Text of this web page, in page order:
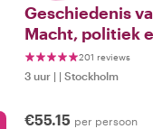
Geschiedenis
Macht, politiek
van een natie
201 reviews
3 uur | | Stockholm
€55.15 per persoon